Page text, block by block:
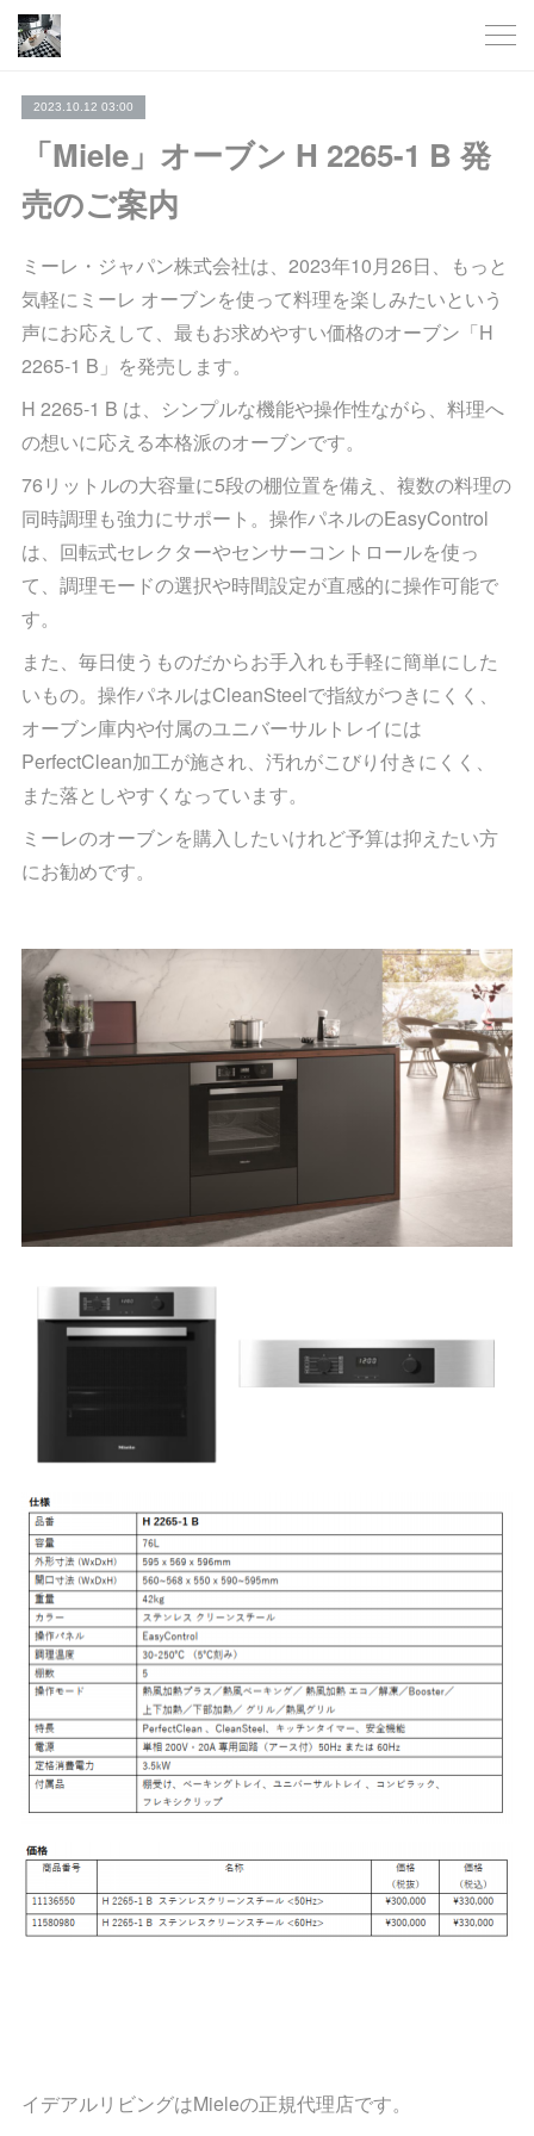
2023.10.12 03:00
「Miele」オーブン H 2265-1 B 発
売のご案内
ミーレ・ジャパン株式会社は、2023年10月26日、もっと
気軽にミーレ オーブンを使って料理を楽しみたいという
声にお応えして、最もお求めやすい価格のオーブン「H
2265-1 B」を発売します。
H 2265-1 B は、シンプルな機能や操作性ながら、料理へ
の想いに応える本格派のオーブンです。
76リットルの大容量に5段の棚位置を備え、複数の料理の
同時調理も強力にサポート。操作パネルのEasyControl
は、回転式セレクターやセンサーコントロールを使っ
て、調理モードの選択や時間設定が直感的に操作可能で
す。
また、毎日使うものだからお手入れも手軽に簡単にした
いもの。操作パネルはCleanSteelで指紋がつきにくく、
オーブン庫内や付属のユニバーサルトレイには
PerfectClean加工が施され、汚れがこびり付きにくく、
また落としやすくなっています。
ミーレのオーブンを購入したいけれど予算は抑えたい方
にお勧めです。
イデアルリビングはMieleの正規代理店です。